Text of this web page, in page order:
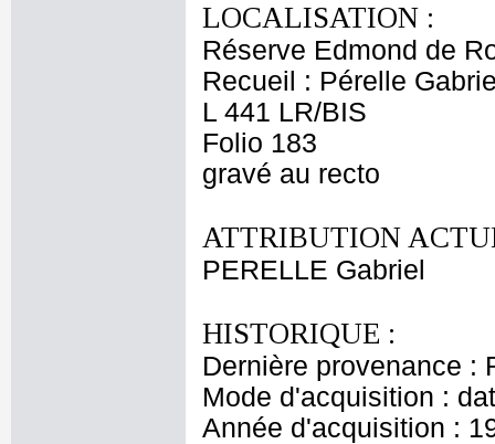
LOCALISATION :
Réserve Edmond de
Recueil : Pérelle
L 441 LR/BIS
Folio 183
gravé au recto
ATTRIBUTION
PERELLE Gabriel
HISTORIQUE :
Dernière provenance :
Mode d'acquisition :
Année d'acquisition :